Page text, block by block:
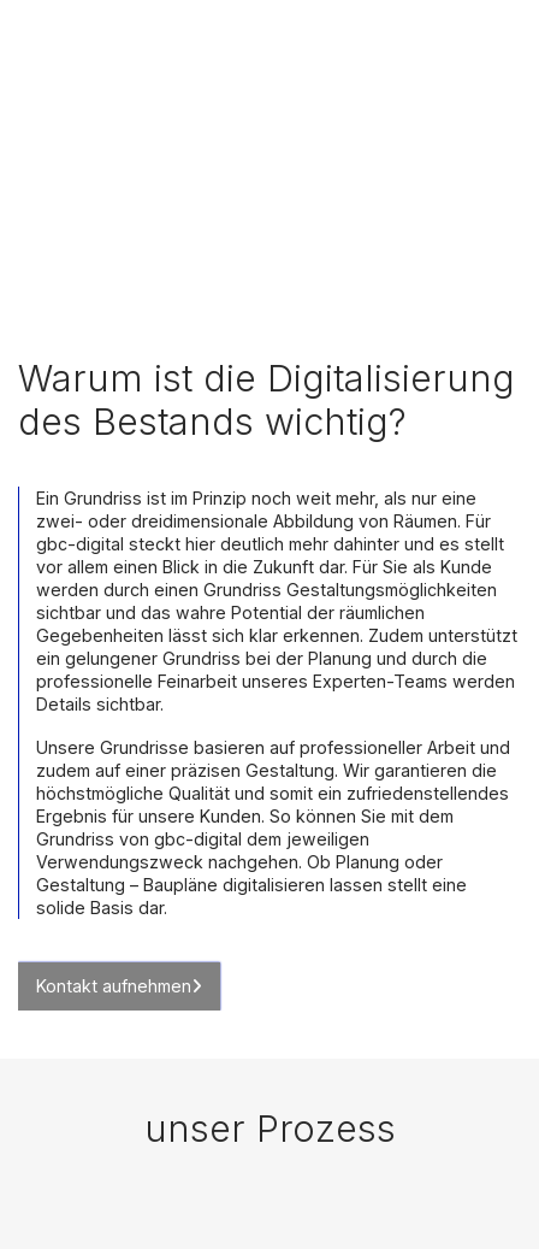
Warum ist die Digitalisierung
des Bestands wichtig?
Ein Grundriss ist im Prinzip noch weit mehr, als nur eine
zwei- oder dreidimensionale Abbildung von Räumen. Für
gbc-digital steckt hier deutlich mehr dahinter und es stellt
vor allem einen Blick in die Zukunft dar. Für Sie als Kunde
werden durch einen Grundriss Gestaltungsmöglichkeiten
sichtbar und das wahre Potential der räumlichen
Gegebenheiten lässt sich klar erkennen. Zudem unterstützt
ein gelungener Grundriss bei der Planung und durch die
professionelle Feinarbeit unseres Experten-Teams werden
Details sichtbar.
Unsere Grundrisse basieren auf professioneller Arbeit und
zudem auf einer präzisen Gestaltung. Wir garantieren die
höchstmögliche Qualität und somit ein zufriedenstellendes
Ergebnis für unsere Kunden. So können Sie mit dem
Grundriss von gbc-digital dem jeweiligen
Verwendungszweck nachgehen. Ob Planung oder
Gestaltung – Baupläne digitalisieren lassen stellt eine
solide Basis dar.
Kontakt aufnehmen
unser Prozess